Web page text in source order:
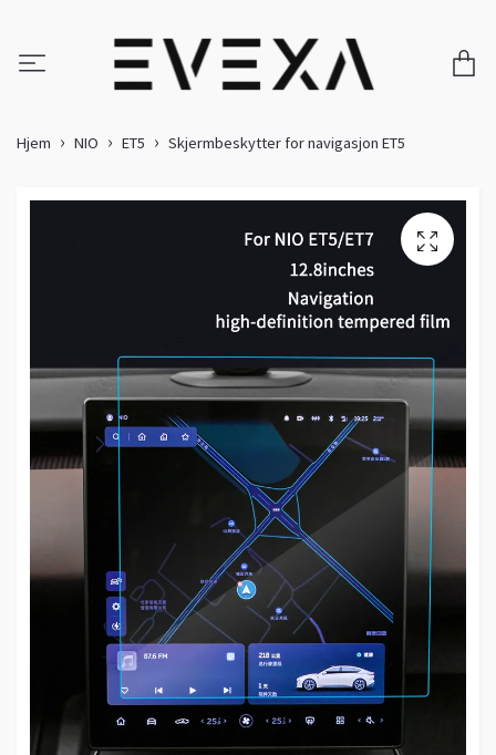
Hjem NIO ET5 Skjermbeskytter for navigasjon ET5